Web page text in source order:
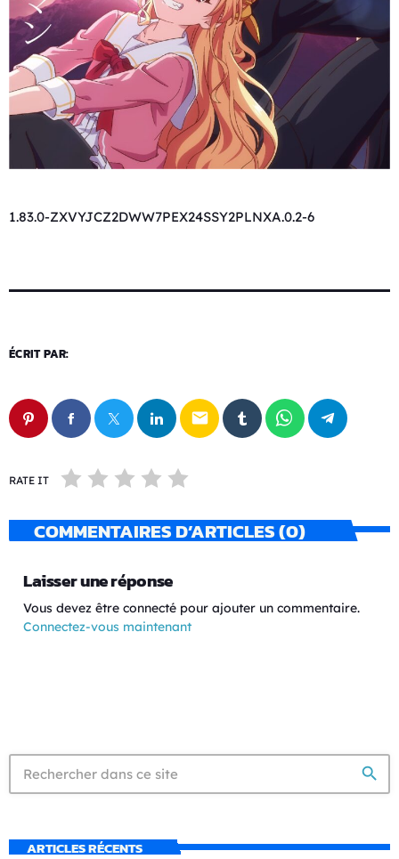
1.83.0-ZXVYJCZ2DWW7PEX24SSY2PLNXA.0.2-6
ÉCRIT PAR:
email
RATE IT
COMMENTAIRES D’ARTICLES (0)
Laisser une réponse
Vous devez être connecté pour ajouter un commentaire.
Connectez-vous maintenant
search
ARTICLES RÉCENTS